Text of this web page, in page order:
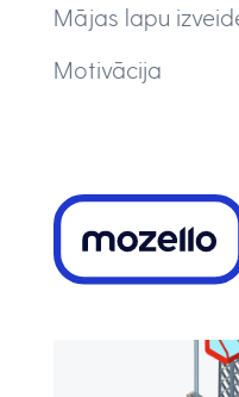
Mājas lapu
Motivācija